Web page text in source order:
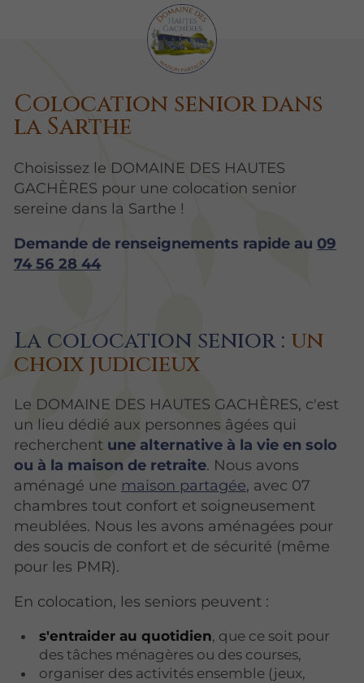
Colocation senior dans
la Sarthe
Choisissez le DOMAINE DES HAUTES
GACHÈRES pour une colocation senior
sereine dans la Sarthe !
Demande de renseignements rapide au 09
74 56 28 44
La colocation senior : un
choix judicieux
Le DOMAINE DES HAUTES GACHÈRES, c'est
un lieu dédié aux personnes âgées qui
recherchent une alternative à la vie en solo
ou à la maison de retraite. Nous avons
aménagé une maison partagée, avec 07
chambres tout confort et soigneusement
meublées. Nous les avons aménagées pour
des soucis de confort et de sécurité (même
pour les PMR).
En colocation, les seniors peuvent :
s'entraider au quotidien, que ce soit pour
des tâches ménagères ou des courses,
organiser des activités ensemble (jeux,